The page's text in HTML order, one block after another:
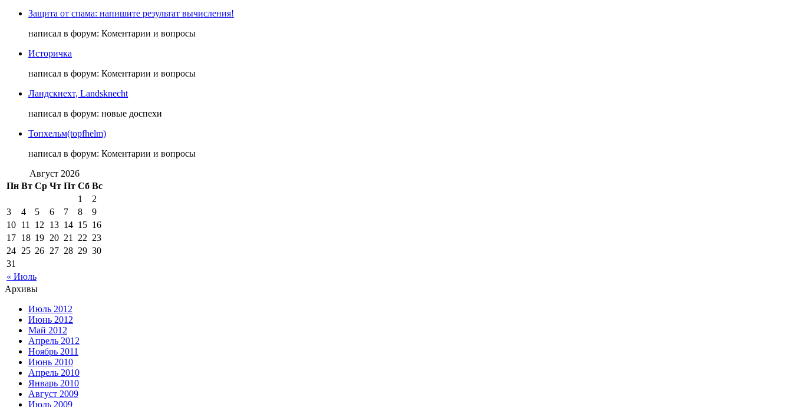
Защита от спама: напишите результат вычисления!
написал в форум: Коментарии и вопросы
Историчка
написал в форум: Коментарии и вопросы
Ландскнехт, Landsknecht
написал в форум: новые доспехи
Топхельм(topfhelm)
написал в форум: Коментарии и вопросы
Август 2026
Пн Вт Ср Чт Пт Сб Вс
« Июль
1
2
3
4 5 6 7 8
9
10 11 12 13 14 15 16
17 18 19 20 21 22 23
24 25 26 27 28 29 30
31
Архивы
Июль 2012
Июнь 2012
Май 2012
Апрель 2012
Ноябрь 2011
Июнь 2010
Апрель 2010
Январь 2010
Август 2009
Июль 2009